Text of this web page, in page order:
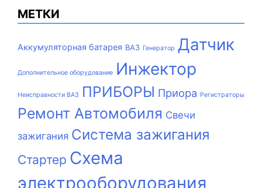
МЕТКИ
Аккумуляторная батарея ВАЗ Генератор Датчик
Дополнительное оборудование Инжектор
Неисправности ВАЗ ПРИБОРЫ Приора Регистраторы
Ремонт Автомобиля Свечи
зажигания Система зажигания
Стартер Схема
электрооборудования